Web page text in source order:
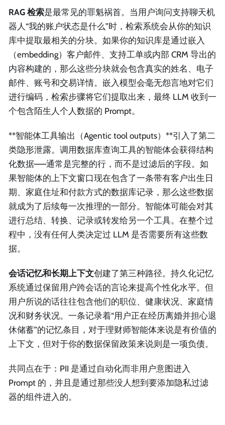
RAG 检索是最常见的罪魁祸首。当用户询问支持聊天机
器人“我的账户状态是什么”时，检索系统会从你的知识
库中提取最相关的分块。如果你的知识库是通过嵌入
（embedding）客户邮件、支持工单或内部 CRM 导出的
内容构建的，那么这些分块就会包含真实的姓名、电子
邮件、账号和交易详情。嵌入模型会毫无怨言地对它们
进行编码，检索步骤将它们提取出来，最终 LLM 收到一
个包含陌生人个人数据的 Prompt。
**智能体工具输出（Agentic tool outputs）**引入了第二
类隐形泄露。调用数据库查询工具的智能体会获得结构
化数据——通常是完整的行，而不是过滤后的字段。如
果智能体的上下文窗口现在包含了一条带有客户出生日
期、家庭住址和付款方式的数据库记录，那么这些数据
就成为了后续每一次推理的一部分。智能体可能会对其
进行总结、转换、记录或转发给另一个工具。在整个过
程中，没有任何人类决定过 LLM 是否需要所有这些数
据。
会话记忆和长期上下文创建了第三种路径。持久化记忆
系统通过保留用户跨会话的言论来提高个性化水平。但
用户所说的话往往包含他们的职位、健康状况、家庭情
况和财务状况。一条记录着“用户正在经历离婚并担心退
休储蓄”的记忆条目，对于理财师智能体来说是有价值的
上下文，但对于你的数据保留政策来说则是一项负债。
共同点在于：PII 是通过自动化而非用户意图进入
Prompt 的，并且是通过那些没人想到要添加隐私过滤
器的组件进入的。